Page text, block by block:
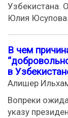
Узбекистана.
Юлия Юсупова.
В чем
в
Алишер
Вопреки
указу